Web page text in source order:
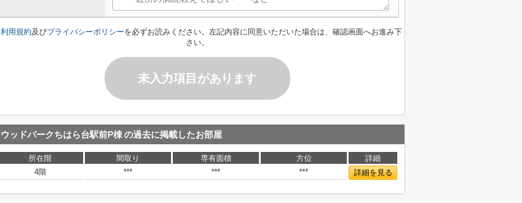
利用規約及びプライバシーポリシーを必ずお読みください。左記内容に同意いただいた場合は、確認画面へお進み下
さい。
未入力項目があります
ウッドパークちはら台駅前P棟の過去に掲載したお部屋
所在階 間取り 専有面積 方位
詳細
4階
*** *** *** 詳細を見る